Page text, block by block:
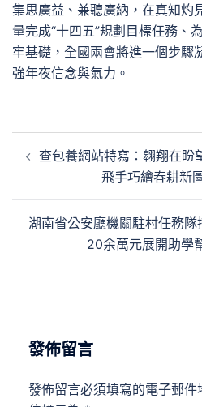
集思廣益、兼聽廣納，在真知灼
量完成“十四五”規劃目標任務、
牢基礎，全國兩會將進一個步驟
強年夜信念與氣力。
章 查包養網站特寫：翱翔在
飛手巧繪春耕新
湖南省公安廳機關駐村任務
20余萬元展開助學
發佈留言
發佈留言必須填寫的電子郵件